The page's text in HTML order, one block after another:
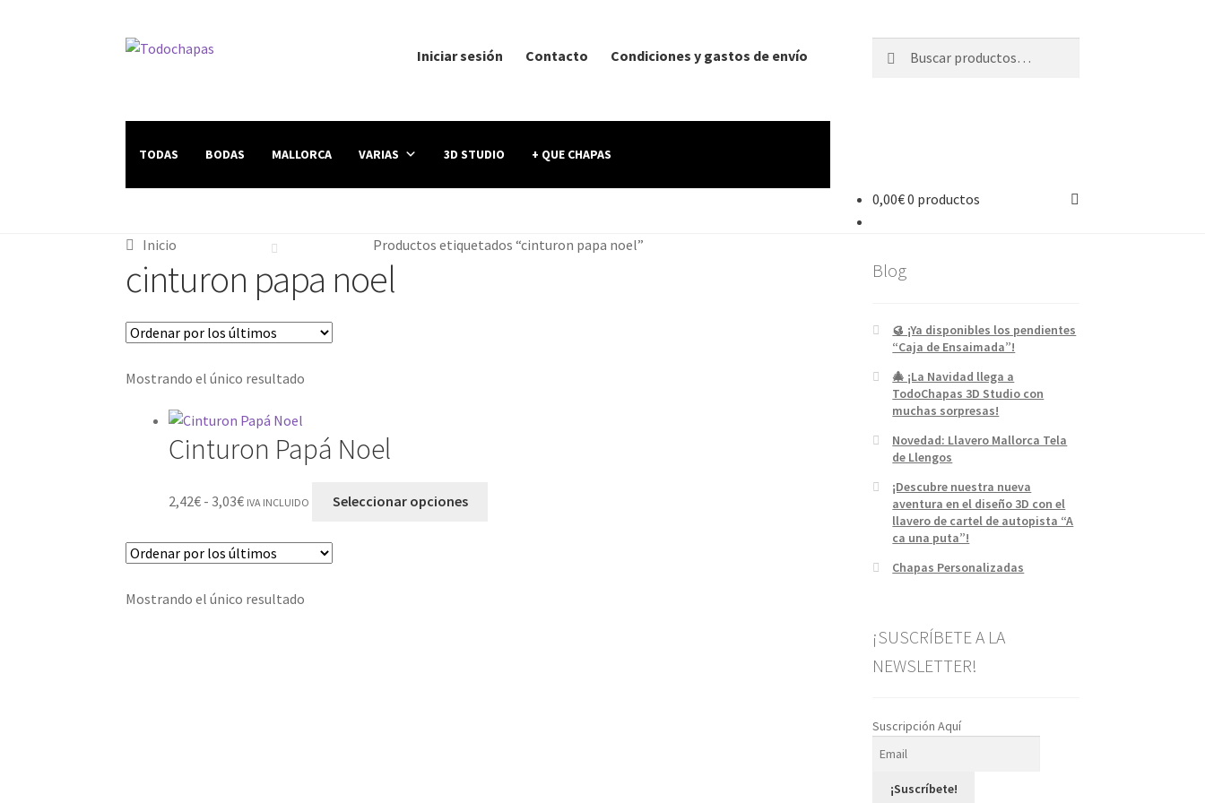
Iniciar sesión Contacto Condiciones y gastos de envío
TODAS BODAS MALLORCA VARIAS 3D STUDIO + QUE CHAPAS
0,00€0 productos
Inicio Productos etiquetados “cinturon papa noel”
cinturon papa noel
Mostrando el único resultado
Cinturon Papá Noel
2,42€ - 3,03€ IVA INCLUIDO Seleccionar opciones
Mostrando el único resultado
Blog
🥮 ¡Ya disponibles los pendientes
“Caja de Ensaimada”!
🎄 ¡La Navidad llega a
TodoChapas 3D Studio con
muchas sorpresas!
Novedad: Llavero Mallorca Tela
de Llengos
¡Descubre nuestra nueva
aventura en el diseño 3D con el
llavero de cartel de autopista “A
ca una puta”!
Chapas Personalizadas
¡SUSCRÍBETE A LA
NEWSLETTER!
Suscripción Aquí
¡Suscríbete!